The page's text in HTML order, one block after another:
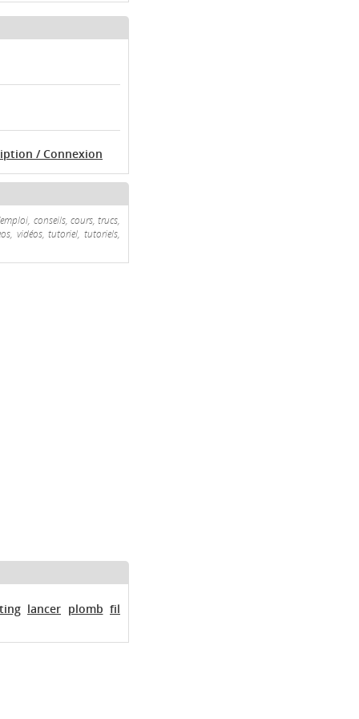
/ Connexion
conseils, cours, trucs,
vidéos, tutoriel, tutoriels,
lancer plomb fil